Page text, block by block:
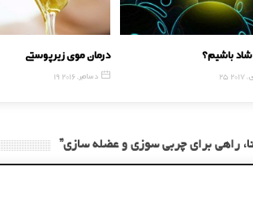
درمان موی زیرپوستی
19 دسامبر, 2016
چگونه شاد باشیم؟
25 جولای, 2017